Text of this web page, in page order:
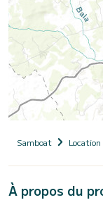
Samboat
À propos du